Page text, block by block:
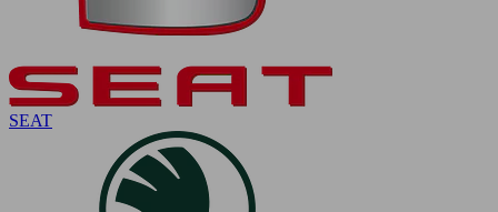
SEAT